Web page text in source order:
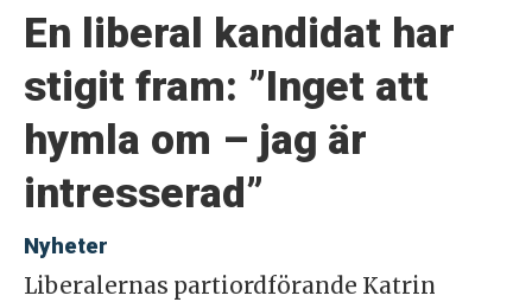
En liberal kandidat har
stigit fram: ”Inget att
hymla om – jag är
intresserad”
Nyheter
Liberalernas partiordförande Katrin